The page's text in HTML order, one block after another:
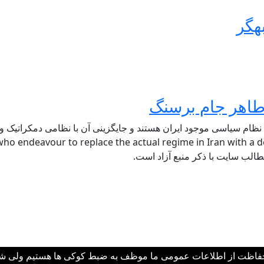
سیاسی موجود ایران هستند و جایگزینی آن با نظامی دمکراتیک و
endeavour to replace the actual regime in Iran with a
حفاظت از اطلاعات عمومی ما موظف به ضبط کوکی ها هستیم ولی